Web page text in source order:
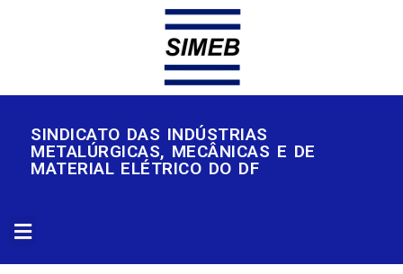
SINDICATO DAS INDÚSTRIAS
METALÚRGICAS, MECÂNICAS E DE
MATERIAL ELÉTRICO DO DF